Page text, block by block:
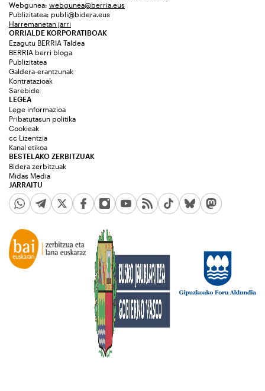
Webgunea: webgunea@berria.eus
Publizitatea: publi@bidera.eus
Harremanetan jarri
ORRIALDE KORPORATIBOAK
Ezagutu BERRIA Taldea
BERRIA berri bloga
Publizitatea
Galdera-erantzunak
Kontratazioak
Sarebide
JARRAITU
LEGEA
Lege informazioa
Pribatutasun politika
Cookieak
cc Lizentzia
Kanal etikoa
BESTELAKO ZERBITZUAK
Bidera zerbitzuak
Midas Media